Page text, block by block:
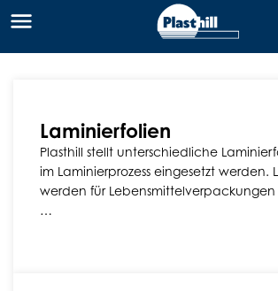
Laminierfolien
Plasthill stellt unterschiedliche
im Laminierprozess eingesetzt werden.
werden für
…